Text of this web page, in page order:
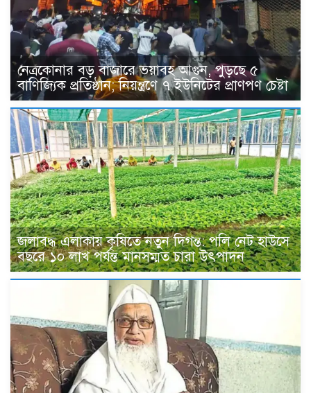
নেত্রকোনার বড় বাজারে ভয়াবহ আগুন, পুড়ছে ৫
বাণিজ্যিক প্রতিষ্ঠান; নিয়ন্ত্রণে ৭ ইউনিটের প্রাণপণ চেষ্টা
জলাবদ্ধ এলাকায় কৃষিতে নতুন দিগন্ত: পলি নেট হাউসে
বছরে ১০ লাখ পর্যন্ত মানসম্মত চারা উৎপাদন